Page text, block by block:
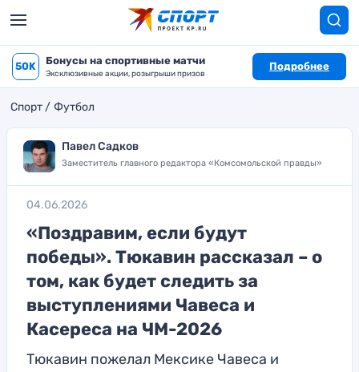
50K Бонусы на спортивные матчи
Эксклюзивные акции, розыгрыши призов
Подробнее
Спорт Футбол
Павел Садков
Заместитель главного редактора «Комсомольской правды»
04.06.2026
«Поздравим, если будут
победы». Тюкавин рассказал – о
том, как будет следить за
выступлениями Чавеса и
Касереса на ЧМ-2026
Тюкавин пожелал Мексике Чавеса и